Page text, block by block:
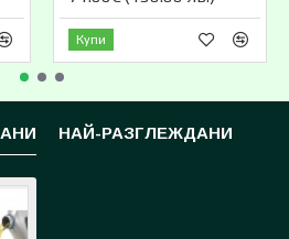
Купи
НАЙ-РАЗГЛЕЖДАНИ